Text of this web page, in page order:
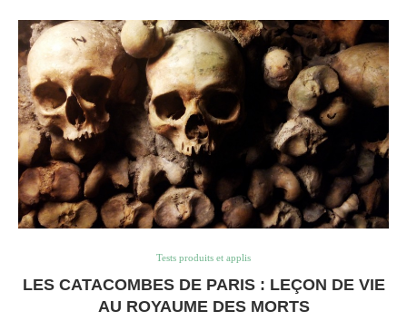
Tests produits et applis
LES CATACOMBES DE PARIS : LEÇON DE VIE
AU ROYAUME DES MORTS